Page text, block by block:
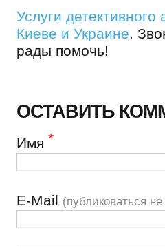
Услуги детективного
Киеве и Украине.
рады помочь!
ОСТАВИТЬ
Имя *
Е-Mail (публиковаться не